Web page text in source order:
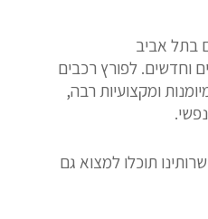
וחדשים. לפורץ רכבים
ומקצועיות רבה,
תוכלו למצוא גם